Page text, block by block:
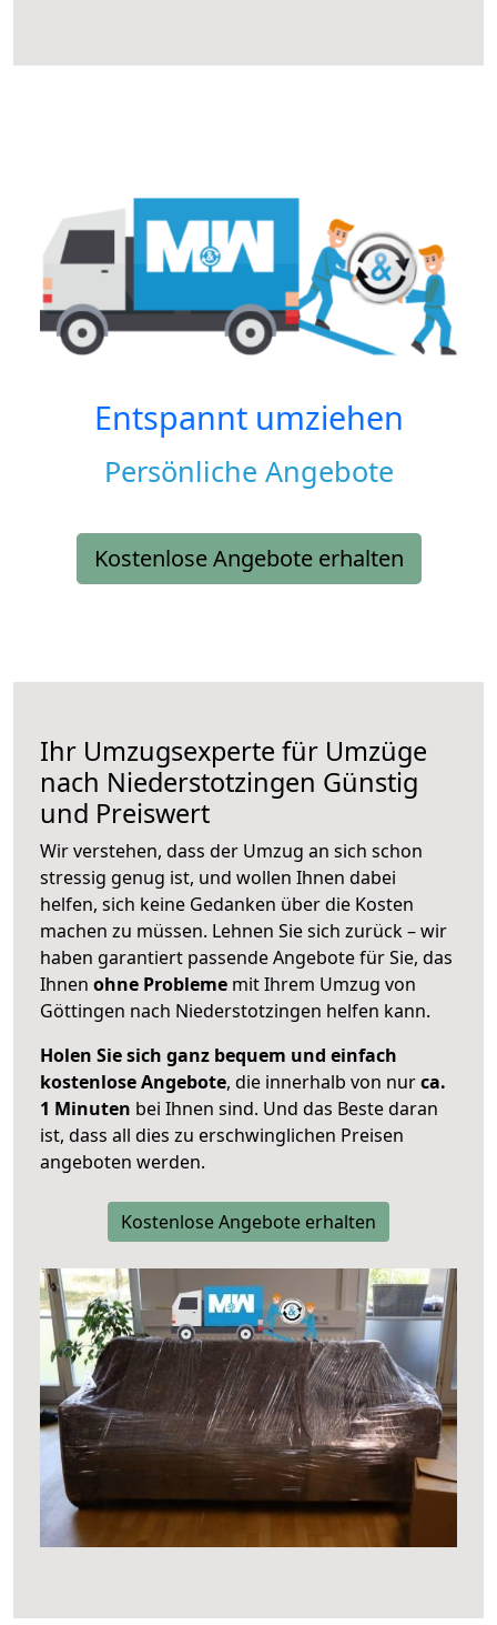
Entspannt umziehen
Persönliche Angebote
Kostenlose Angebote erhalten
Ihr Umzugsexperte für Umzüge
nach Niederstotzingen Günstig
und Preiswert
Wir verstehen, dass der Umzug an sich schon
stressig genug ist, und wollen Ihnen dabei
helfen, sich keine Gedanken über die Kosten
machen zu müssen. Lehnen Sie sich zurück – wir
haben garantiert passende Angebote für Sie, das
Ihnen ohne Probleme mit Ihrem Umzug von
Göttingen nach Niederstotzingen helfen kann.
Holen Sie sich ganz bequem und einfach
kostenlose Angebote, die innerhalb von nurca.
1 Minuten bei Ihnen sind. Und das Beste daran
ist, dass all dies zu erschwinglichen Preisen
angeboten werden.
Kostenlose Angebote erhalten